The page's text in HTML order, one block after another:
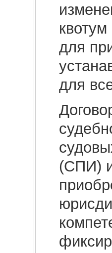
для
для
(СПИ)